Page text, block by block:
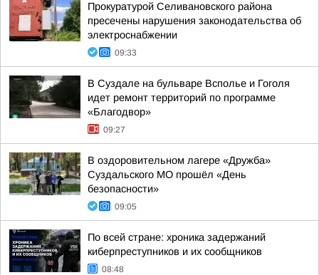
Прокуратурой Селивановского района
пресечены нарушения законодательства об
электроснабжении
09:33
В Суздале на бульваре Всполье и Гоголя
идет ремонт территорий по программе
«Благодвор»
09:27
В оздоровительном лагере «Дружба»
Суздальского МО прошёл «День
безопасности»
09:05
По всей стране: хроника задержаний
киберпреступников и их сообщников
08:48